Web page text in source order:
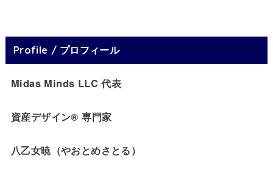
Profile / プロフィール
Midas Minds LLC 代表
資産デザイン® 専門家
八乙女暁（やおとめさとる）